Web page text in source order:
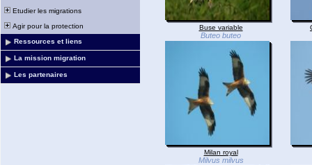
Etudier les migrations
Agir pour la protection
Ressources et liens
La mission migration
Les partenaires
Buse variable
Buteo buteo
Milan royal
Milvus milvus